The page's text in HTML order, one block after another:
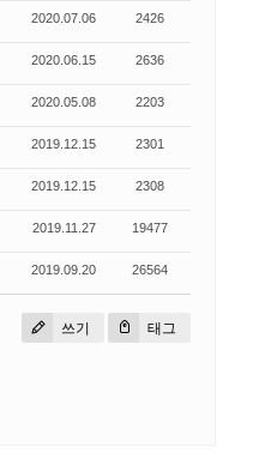
2020.07.06 2426
2020.06.15 2636
2020.05.08 2203
2019.12.15 2301
2019.12.15 2308
2019.11.27 19477
2019.09.20 26564
쓰기 태그